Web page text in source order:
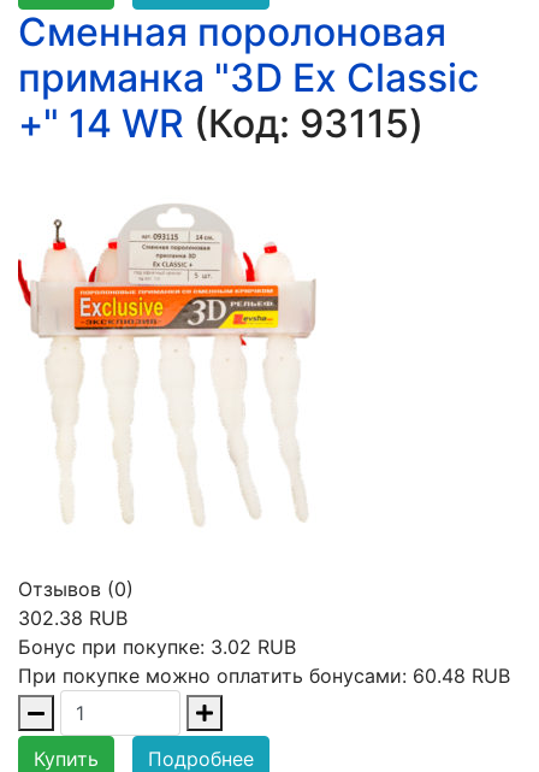
Сменная поролоновая
приманка "3D Ex Classic
+" 14 WR (Код: 93115)
Отзывов (0)
302.38 RUB
Бонус при покупке: 3.02 RUB
При покупке можно оплатить бонусами: 60.48 RUB
Купить Подробнее